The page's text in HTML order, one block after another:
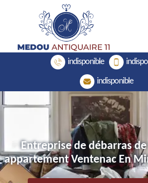
indisponible
indisponible
Entreprise de débarras
appartement Ventenac En